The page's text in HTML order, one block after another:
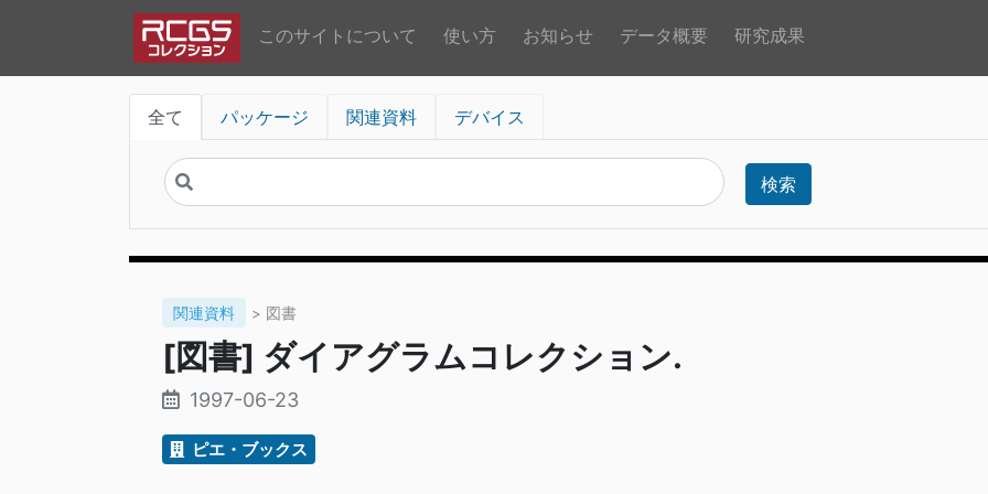
このサイトについて 使い方 お知らせ データ概要 研究成果
全て パッケージ 関連資料 デバイス
検索
関連資料 > 図書
[図書] ダイアグラムコレクション.
1997-06-23
ピエ・ブックス